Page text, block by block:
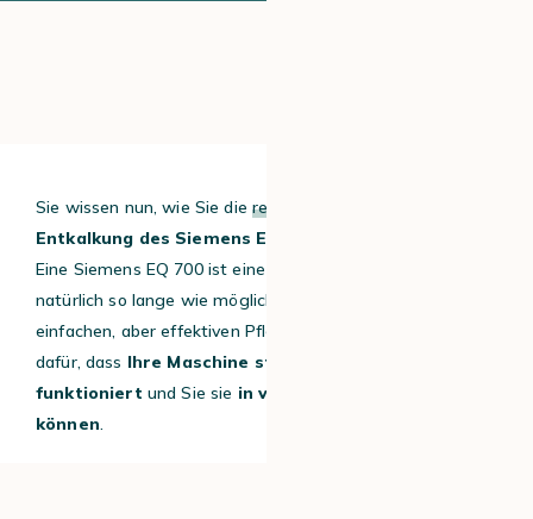
Sie wissen nun, wie Sie die regelmäßige Wartung
Entkalkung des Siemens EQ 700
Eine Siemens EQ 700 ist eine Investition, von der Sie
natürlich so lange wie möglich profitieren möchten. Diese
einfachen, aber effektiven Pflegemaßnahmen sorgen
dafür, dass Ihre Maschine stets einwandfrei
funktioniert und Sie sie in vollen Zügen genießen
können.